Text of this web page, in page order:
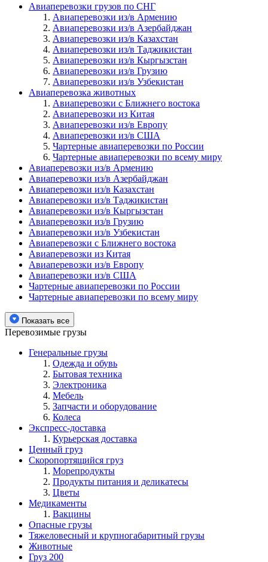
Авиаперевозки грузов по СНГ
Авиаперевозки из/в Армению
Авиаперевозки из/в Азербайджан
Авиаперевозки из/в Казахстан
Авиаперевозки из/в Таджикистан
Авиаперевозки из/в Кыргызстан
Авиаперевозки из/в Грузию
Авиаперевозки из/в Узбекистан
Авиаперевозка животных
Авиаперевозки с Ближнего востока
Авиаперевозки из Китая
Авиаперевозки из/в Европу
Авиаперевозки из/в США
Чартерные авиаперевозки по России
Чартерные авиаперевозки по всему миру
Авиаперевозки из/в Армению
Авиаперевозки из/в Азербайджан
Авиаперевозки из/в Казахстан
Авиаперевозки из/в Таджикистан
Авиаперевозки из/в Кыргызстан
Авиаперевозки из/в Грузию
Авиаперевозки из/в Узбекистан
Авиаперевозки с Ближнего востока
Авиаперевозки из Китая
Авиаперевозки из/в Европу
Авиаперевозки из/в США
Чартерные авиаперевозки по России
Чартерные авиаперевозки по всему миру
Показать все
Перевозимые грузы
Генеральные грузы
Одежда и обувь
Бытовая техника
Электроника
Мебель
Запчасти и оборудование
Колеса
Экспресс-доставка
Курьерская доставка
Ценный груз
Скоропортящийся груз
Морепродукты
Продукты питания и деликатесы
Цветы
Медикаменты
Вакцины
Опасные грузы
Тяжеловесный и крупногабаритный грузы
Животные
Груз 200